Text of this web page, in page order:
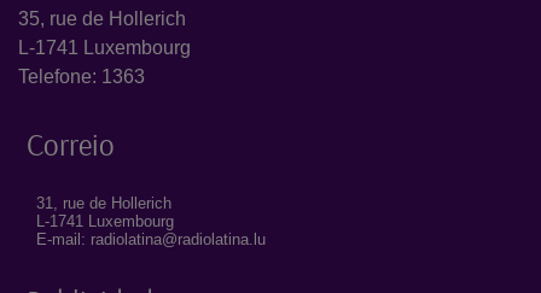
35, rue de Hollerich
L-1741 Luxembourg
Telefone: 1363
Correio
31, rue de Hollerich
L-1741 Luxembourg
E-mail: radiolatina@radiolatina.lu